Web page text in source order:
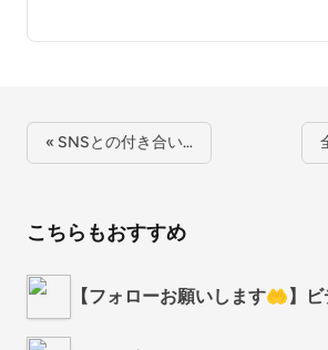
« SNSとの付き合い…
こちらもおすすめ
【フォローお願いします🤲】